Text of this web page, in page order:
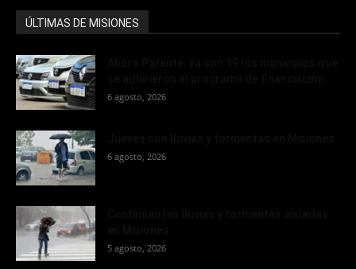
ÚLTIMAS DE MISIONES
6 agosto, 2026
6 agosto, 2026
5 agosto, 2026